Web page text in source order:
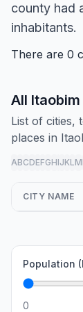
county had
inhabitants.
There are 0
All
List of cities,
places in
ABCDEFGHIJKLM
CITY NAME
Population
0